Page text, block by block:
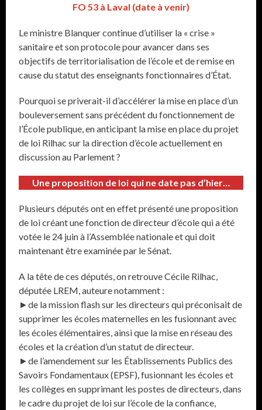
FO 53 à Laval (date à venir)
Le ministre Blanquer continue d’utiliser la « crise »
sanitaire et son protocole pour avancer dans ses
objectifs de territorialisation de l’école et de remise en
cause du statut des enseignants fonctionnaires d’État.
Pourquoi se priverait-il d’accélérer la mise en place d’un
bouleversement sans précédent du fonctionnement de
l’École publique, en anticipant la mise en place du projet
de loi Rilhac sur la direction d’école actuellement en
discussion au Parlement ?
Une proposition de loi qui ne date pas d’hier…
Plusieurs députés ont en effet présenté une proposition
de loi créant une fonction de directeur d’école qui a été
votée le 24 juin à l’Assemblée nationale et qui doit
maintenant être examinée par le Sénat.
A la tête de ces députés, on retrouve Cécile Rilhac,
députée LREM, auteure notamment :
►de la mission flash sur les directeurs qui préconisait de
supprimer les écoles maternelles en les fusionnant avec
les écoles élémentaires, ainsi que la mise en réseau des
écoles et la création d’un statut de directeur.
►de l’amendement sur les Établissements Publics des
Savoirs Fondamentaux (EPSF), fusionnant les écoles et
les collèges en supprimant les postes de directeurs, dans
le cadre du projet de loi sur l’école de la confiance,